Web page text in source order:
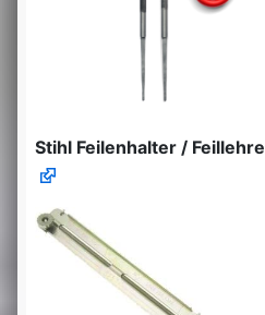
Stihl Feilenhalter / Feillehre